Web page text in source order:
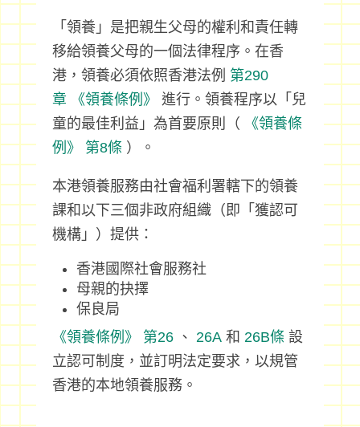
「領養」是把親生父母的權利和責任轉
移給領養父母的一個法律程序。在香
港，領養必須依照香港法例 第290
章
《領養條例》
進行。領養程序以「兒
童的最佳利益」為首要原則（
《領養條
例》
第8條 ）。
本港領養服務由社會福利署轄下的領養
課和以下三個非政府組織（即「獲認可
機構」）提供：
香港國際社會服務社
母親的抉擇
保良局
《領養條例》
第26、 26A和 26B條 設
立認可制度，並訂明法定要求，以規管
香港的本地領養服務。